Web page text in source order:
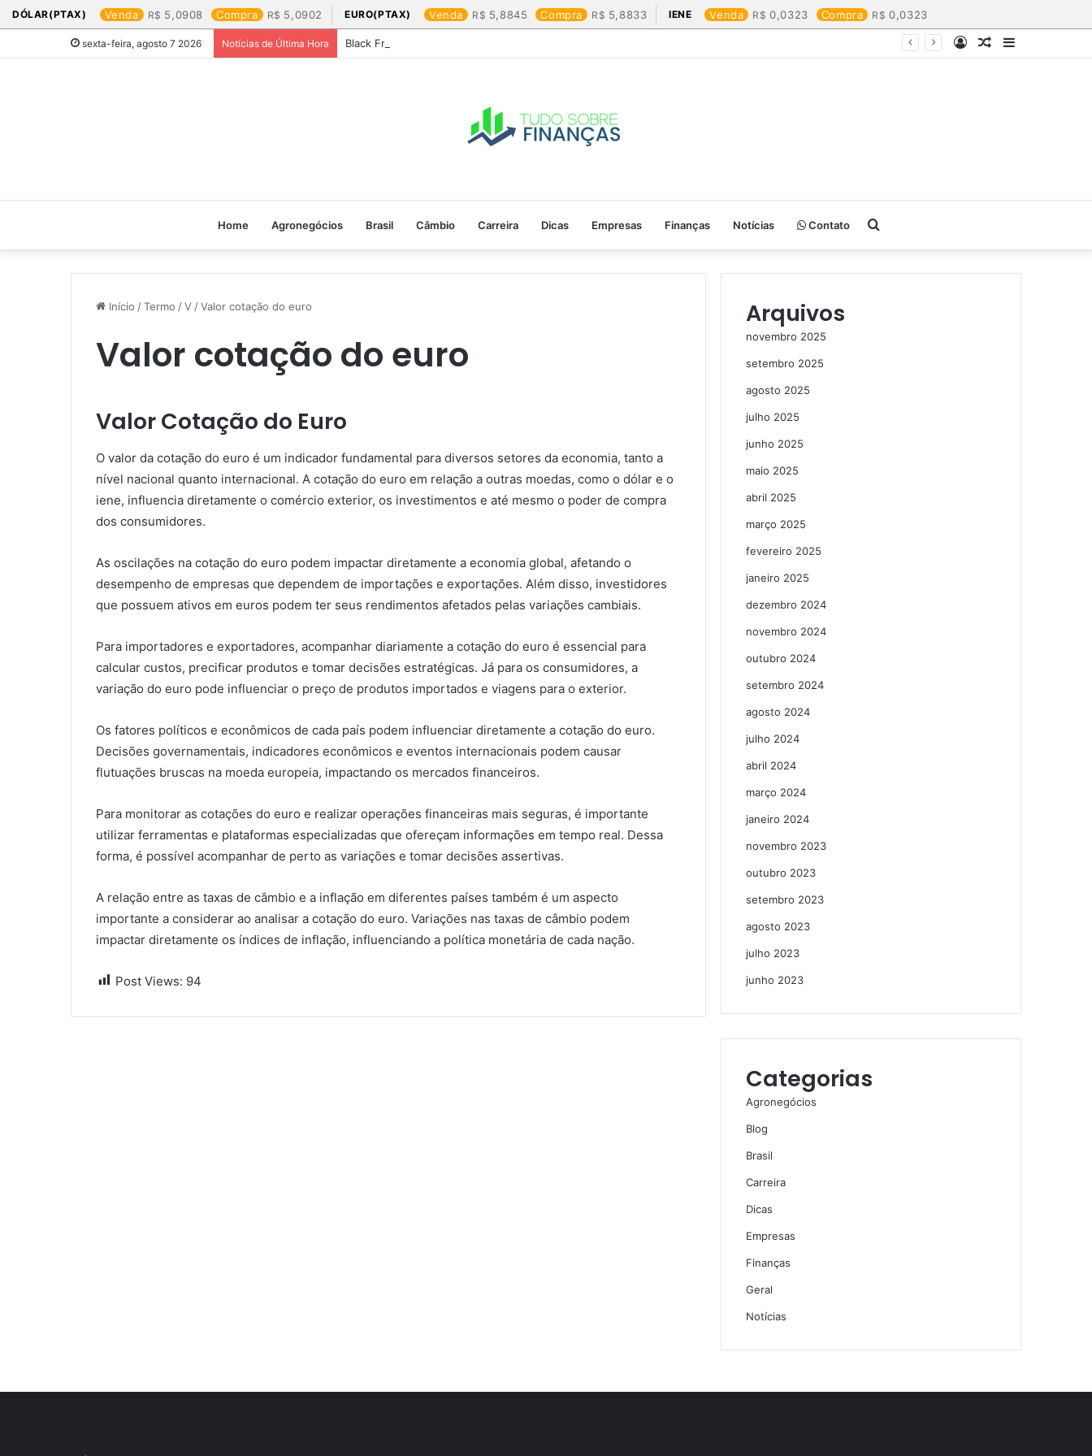
DÓLAR(PTAX) Venda 5,0908 Compra 5,0902 EURO(PTAX) Venda 5,8845 Compra 5,8833 IENE Venda 0,0323 Compra 0,0323
sexta-feira, agosto 7 2026 Notícias de Última Hora Black Friday: os produtos que mais valem a pena
Barra
Artigo
Entrar
Home Agronegócios Brasil Câmbio Carreira Dicas Empresas Finanças Notícias Contato Procurar
por
Início /Termo /V /Valor cotação do euro​
Valor cotação do euro​
Valor Cotação do Euro
O valor da cotação do euro é um indicador fundamental para diversos setores da economia, tanto a
nível nacional quanto internacional. A cotação do euro em relação a outras moedas, como o dólar e o
iene, influencia diretamente o comércio exterior, os investimentos e até mesmo o poder de compra
dos consumidores.
As oscilações na cotação do euro podem impactar diretamente a economia global, afetando o
desempenho de empresas que dependem de importações e exportações. Além disso, investidores
que possuem ativos em euros podem ter seus rendimentos afetados pelas variações cambiais.
Para importadores e exportadores, acompanhar diariamente a cotação do euro é essencial para
calcular custos, precificar produtos e tomar decisões estratégicas. Já para os consumidores, a
variação do euro pode influenciar o preço de produtos importados e viagens para o exterior.
Os fatores políticos e econômicos de cada país podem influenciar diretamente a cotação do euro.
Decisões governamentais, indicadores econômicos e eventos internacionais podem causar
flutuações bruscas na moeda europeia, impactando os mercados financeiros.
Para monitorar as cotações do euro e realizar operações financeiras mais seguras, é importante
utilizar ferramentas e plataformas especializadas que ofereçam informações em tempo real. Dessa
forma, é possível acompanhar de perto as variações e tomar decisões assertivas.
A relação entre as taxas de câmbio e a inflação em diferentes países também é um aspecto
importante a considerar ao analisar a cotação do euro. Variações nas taxas de câmbio podem
impactar diretamente os índices de inflação, influenciando a política monetária de cada nação.
Post Views: 94
Arquivos
novembro 2025
setembro 2025
agosto 2025
julho 2025
junho 2025
maio 2025
abril 2025
março 2025
fevereiro 2025
janeiro 2025
dezembro 2024
novembro 2024
outubro 2024
setembro 2024
agosto 2024
julho 2024
abril 2024
março 2024
janeiro 2024
novembro 2023
outubro 2023
setembro 2023
agosto 2023
julho 2023
junho 2023
Categorias
Agronegócios
Blog
Brasil
Carreira
Dicas
Empresas
Finanças
Geral
Notícias